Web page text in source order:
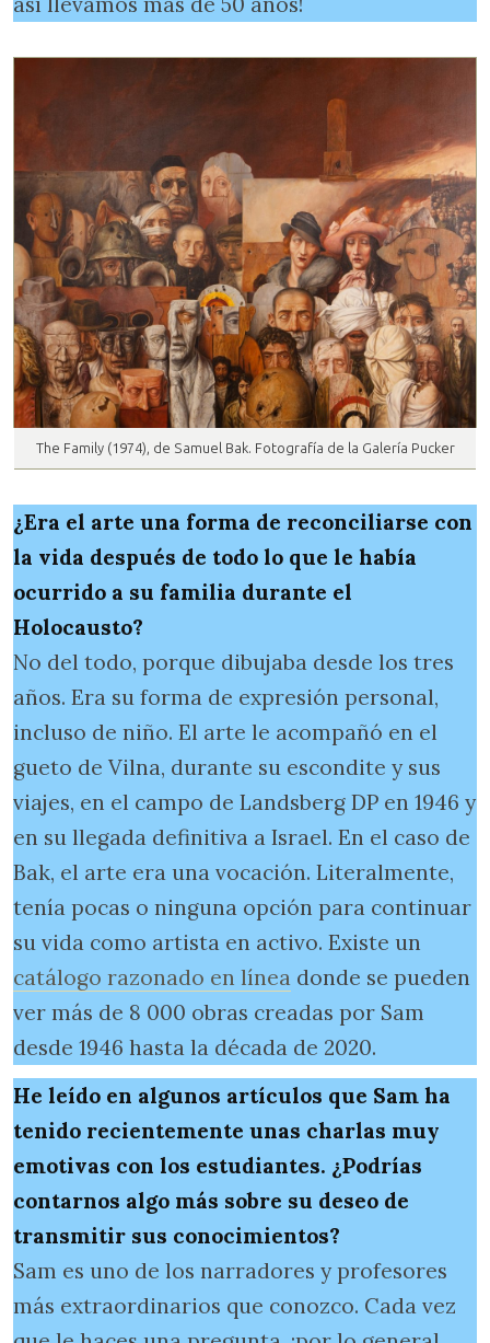
The Family (1974), de Samuel Bak. Fotografía de la Galería Pucker
¿Era el arte una forma de reconciliarse con
la vida después de todo lo que le había
ocurrido a su familia durante el
Holocausto?
No del todo, porque dibujaba desde los tres
años. Era su forma de expresión personal,
incluso de niño. El arte le acompañó en el
gueto de Vilna, durante su escondite y sus
viajes, en el campo de Landsberg DP en 1946 y
en su llegada definitiva a Israel. En el caso de
Bak, el arte era una vocación. Literalmente,
tenía pocas o ninguna opción para continuar
su vida como artista en activo. Existe un
catálogo razonado en línea donde se pueden
ver más de 8 000 obras creadas por Sam
desde 1946 hasta la década de 2020.
He leído en algunos artículos que Sam ha
tenido recientemente unas charlas muy
emotivas con los estudiantes. ¿Podrías
contarnos algo más sobre su deseo de
transmitir sus conocimientos?
Sam es uno de los narradores y profesores
más extraordinarios que conozco. Cada vez